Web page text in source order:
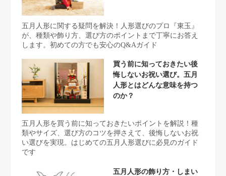
五月人形に関する疑問を解決！人形選びのプロ『東玉』
が、種類や飾り方、選び方のポイントまで丁寧にお答え
します。初めての方でも安心のQ&Aガイド
買う前に知っておきたい後
悔しないお祝い選び。五月
人形とはどんな意味を持つ
のか？
五月人形を買う前に知っておきたいポイントを解説！種
類やサイズ、選び方のコツを押さえて、後悔しないお祝
い選びを実現。はじめての五月人形選びに必見のガイド
です
五月人形の飾り方・しまい